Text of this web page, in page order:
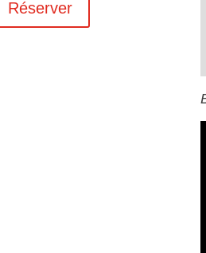
Réserver